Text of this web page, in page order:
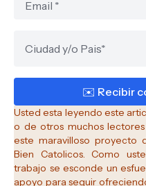
Usted esta leyendo este
o de otros muchos
este maravilloso proyecto
Bien Catolicos.Como
trabajo se esconde un
apoyo para seguir